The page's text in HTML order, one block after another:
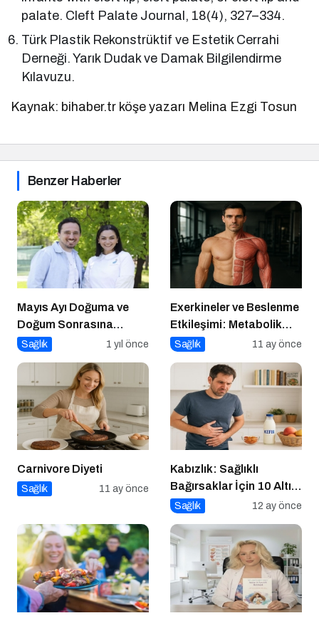
palate. Cleft Palate Journal, 18(4), 327–334.
Türk Plastik Rekonstrüktif ve Estetik Cerrahi
Derneği. Yarık Dudak ve Damak Bilgilendirme
Kılavuzu.
Kaynak: bihaber.tr köşe yazarı Melina Ezgi Tosun
Benzer Haberler
Mayıs Ayı Doğuma ve
Doğum Sonrasına
Hazırlık Atölyesi
Sağlık 1 yıl önce
Exerkineler ve Beslenme
Etkileşimi: Metabolik
Sağlıkta Yeni Bir
Sağlık 11 ay önce
Carnivore Diyeti
Sağlık 11 ay önce
Kabızlık: Sağlıklı
Bağırsaklar İçin 10 Altın
Öneri
Sağlık 12 ay önce